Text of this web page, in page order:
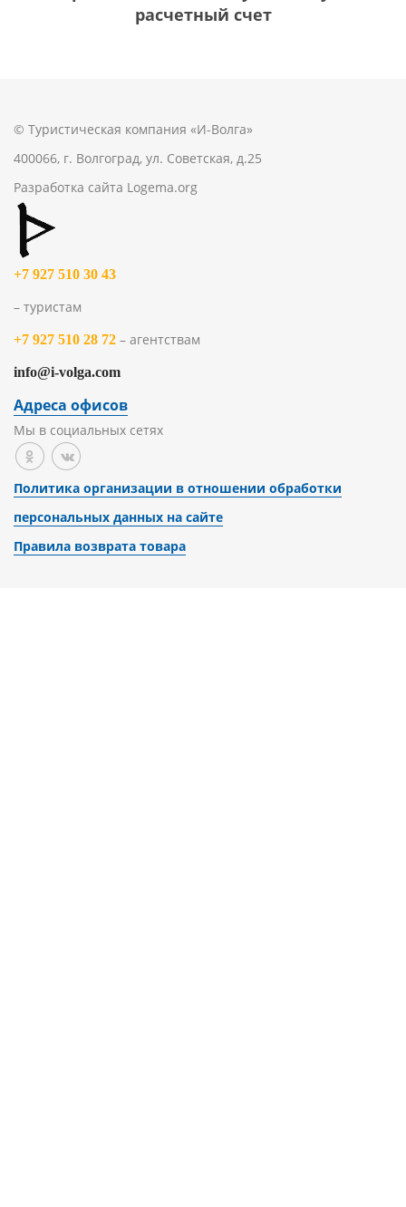
расчетный счет
© Туристическая компания «И-Волга»
400066, г. Волгоград, ул. Советская, д.25
Разработка сайта Logema.org
+7 927 510 30 43
– туристам
+7 927 510 28 72 – агентствам
info@i-volga.com
Адреса офисов
Мы в социальных сетях
Политика организации в отношении обработки
персональных данных на сайте
Правила возврата товара